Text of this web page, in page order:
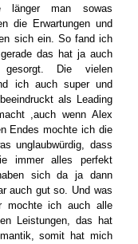
man sowas
die Erwartungen und
sich ein. So fand ich
das hat ja auch
gesorgt. Die vielen
ich auch super und
als Leading
,auch wenn Alex
Endes mochte ich die
unglaubwürdig, dass
immer alles perfekt
sich da ja dann
auch gut so. Und was
mochte ich auch alle
Leistungen, das hat
somit hat mich